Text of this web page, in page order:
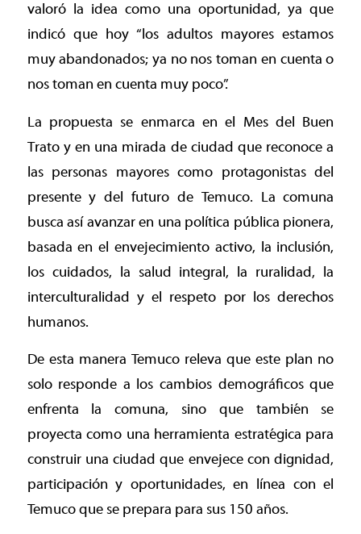
valoró la idea como una oportunidad, ya que
indicó que hoy “los adultos mayores estamos
muy abandonados; ya no nos toman en cuenta o
nos toman en cuenta muy poco”.
La propuesta se enmarca en el Mes del Buen
Trato y en una mirada de ciudad que reconoce a
las personas mayores como protagonistas del
presente y del futuro de Temuco. La comuna
busca así avanzar en una política pública pionera,
basada en el envejecimiento activo, la inclusión,
los cuidados, la salud integral, la ruralidad, la
interculturalidad y el respeto por los derechos
humanos.
De esta manera Temuco releva que este plan no
solo responde a los cambios demográficos que
enfrenta la comuna, sino que también se
proyecta como una herramienta estratégica para
construir una ciudad que envejece con dignidad,
participación y oportunidades, en línea con el
Temuco que se prepara para sus 150 años.